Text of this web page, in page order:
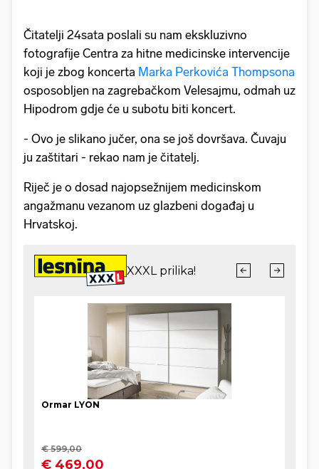
Čitatelji 24sata poslali su nam ekskluzivno
fotografije Centra za hitne medicinske intervencije
koji je zbog koncerta Marka Perkovića Thompsona
osposobljen na zagrebačkom Velesajmu, odmah uz
Hipodrom gdje će u subotu biti koncert.
- Ovo je slikano jučer, ona se još dovršava. Čuvaju
ju zaštitari - rekao nam je čitatelj.
Riječ je o dosad najopsežnijem medicinskom
angažmanu vezanom uz glazbeni događaj u
Hrvatskoj.